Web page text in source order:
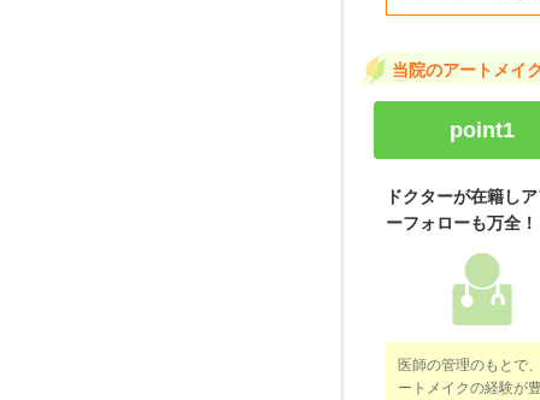
当院のアートメイ
point1
ドクターが在籍し
ーフォローも万全！
医師の管理のもとで
ートメイクの経験が